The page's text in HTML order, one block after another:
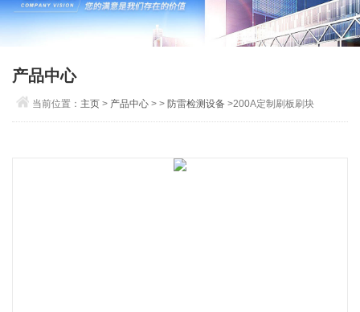
产品中心
当前位置： 主页 > 产品中心 > > 防雷检测设备 >200A定制刷板刷块